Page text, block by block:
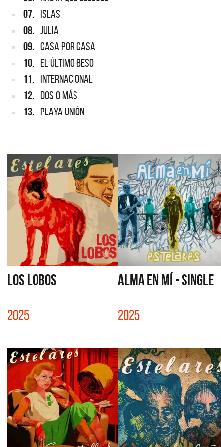
07. ISLAS
08. JULIA
09. CASA POR CASA
10. EL ÚLTIMO BESO
11. INTERNACIONAL
12. DOS O MÁS
13. PLAYA UNIÓN
LOS LOBOS
2025
ALMA EN MÍ - SINGLE
2025